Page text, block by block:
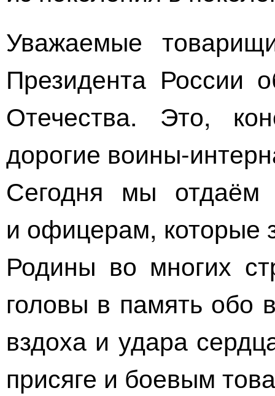
Уважаемые
Президента России
Отечества. Это,
дорогие воины-
Сегодня мы отдаём
и офицерам,
Родины во многих
головы в память обо
вздоха и удара
присяге и боевым